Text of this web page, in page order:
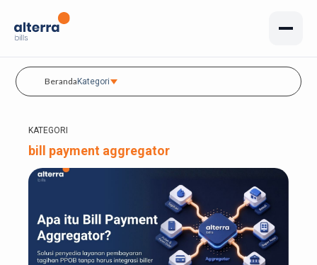
BerandaKategori
KATEGORI
bill payment aggregator